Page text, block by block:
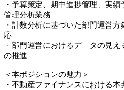
・予算策定、期中進捗管理、実
管理分析業務
・計数分析に基づいた部門運営
応
・部門運営におけるデータの見
の推進
＜本ポジションの魅力＞
・不動産ファイナンスにおける